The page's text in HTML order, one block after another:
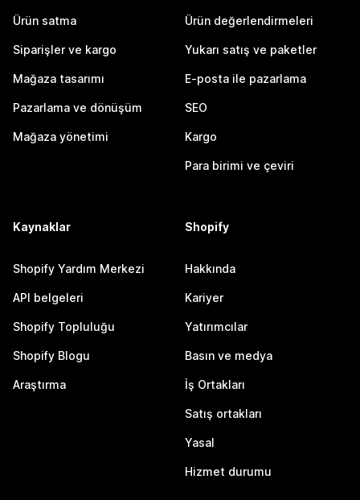
Ürün satma
Siparişler ve kargo
Mağaza tasarımı
Pazarlama ve dönüşüm
Mağaza yönetimi
Ürün değerlendirmeleri
Yukarı satış ve paketler
E-posta ile pazarlama
SEO
Kargo
Para birimi ve çeviri
Kaynaklar
Shopify Yardım Merkezi
API belgeleri
Shopify Topluluğu
Shopify Blogu
Araştırma
Shopify
Hakkında
Kariyer
Yatırımcılar
Basın ve medya
İş Ortakları
Satış ortakları
Yasal
Hizmet durumu